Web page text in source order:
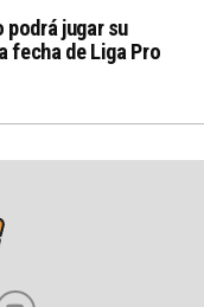
podrá jugar su
fecha de Liga Pro